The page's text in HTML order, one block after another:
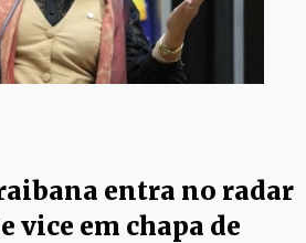
entra no radar
vice em chapa de